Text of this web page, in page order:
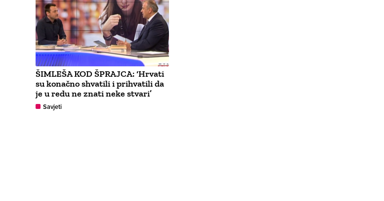
ŠIMLEŠA KOD ŠPRAJCA: ‘Hrvati
su konačno shvatili i prihvatili da
je u redu ne znati neke stvari’
Savjeti